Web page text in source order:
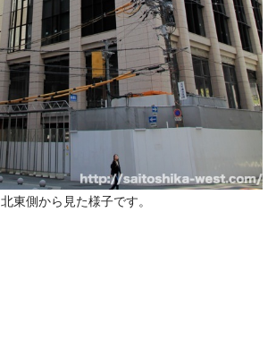
北東側から見た様子です。